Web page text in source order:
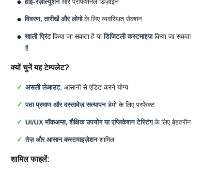
विवरण, तारीखें और लोगोके लिए व्यवस्थित सेक्शन
खाली प्रिंटकिया जा सकता है याडिजिटली कस्टमाइज़किया जा सकता
है
क्यों चुनें यह टेम्पलेट?
असली लेआउट, आसानी से एडिट करने योग्य
पता प्रमाण और दस्तावेज़ सत्यापनडेमो के लिए परफेक्ट
UI/UX मॉकअप्स, शैक्षिक उपयोग या एप्लिकेशन टेस्टिंगके लिए बेहतरीन
तेज़ और आसान कस्टमाइज़ेशनशामिल
शामिल फाइलें: